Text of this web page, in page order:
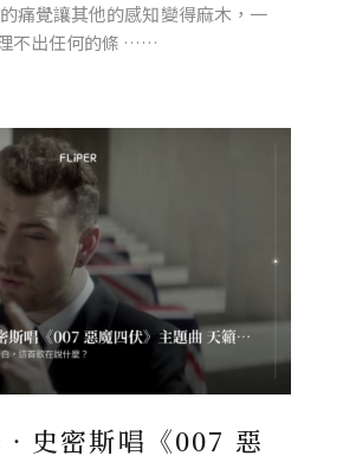
痛覺讓其他的感知變得麻木，一
不出任何的條 ……
史密斯唱《007 惡